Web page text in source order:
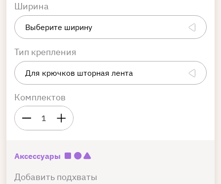
Ширина
Тип крепления
Комплектов
1
Аксессуары
Добавить подхваты